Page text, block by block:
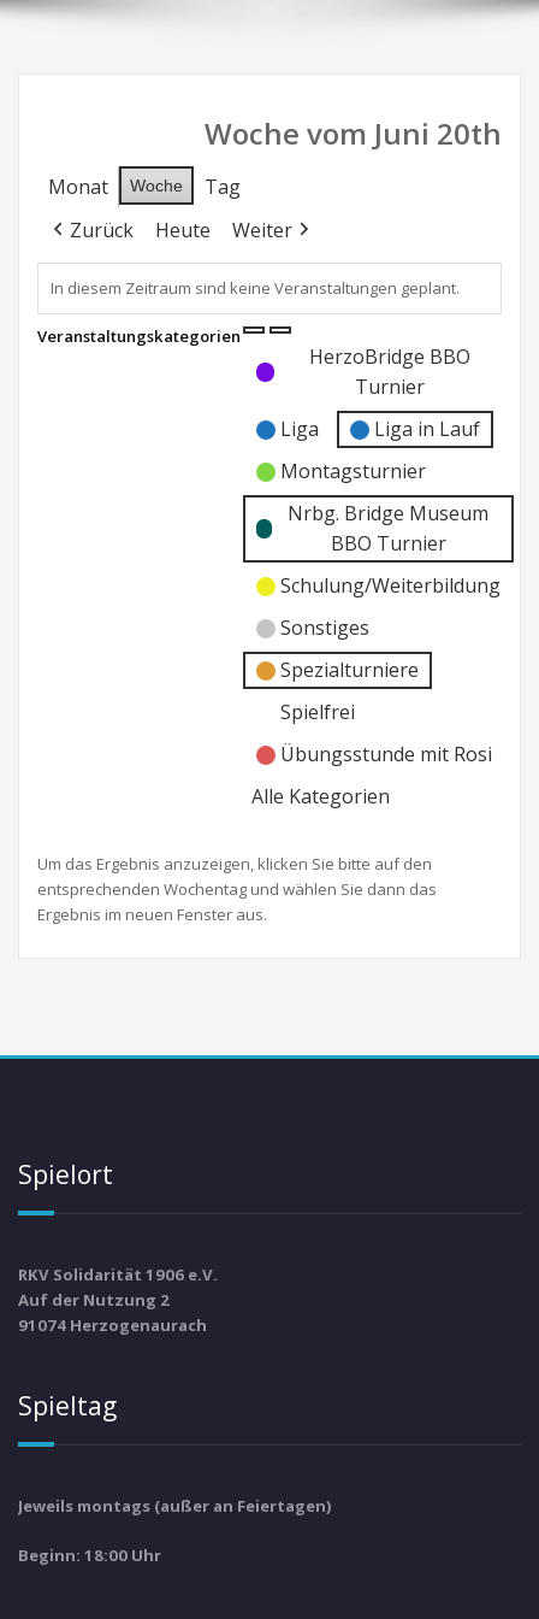
Woche vom Juni 20th
Monat Woche
Tag
Zurück
Heute Weiter
In diesem Zeitraum sind keine Veranstaltungen geplant.
Veranstaltungskategorien
Kategorie
ohne
Kategorie
HerzoBridge BBO
Turnier
Liga
Liga in Lauf
Montagsturnier
Nrbg. Bridge Museum
BBO Turnier
Schulung/Weiterbildung
Sonstiges
Spezialturniere
Spielfrei
Übungsstunde mit Rosi
Alle Kategorien
Um das Ergebnis anzuzeigen, klicken Sie bitte auf den
entsprechenden Wochentag und wählen Sie dann das
Ergebnis im neuen Fenster aus.
Spielort
RKV Solidarität 1906 e.V.
Auf der Nutzung 2
91074 Herzogenaurach
Spieltag
Jeweils montags (außer an Feiertagen)
Beginn: 18:00 Uhr